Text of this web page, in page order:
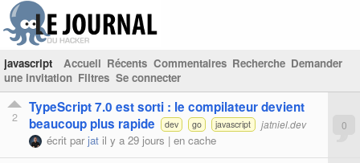
javascript Accueil Récents Commentaires Recherche Demander
une invitation Filtres Se connecter
2
TypeScript 7.0 est sorti : le compilateur devient
beaucoup plus rapide
dev go javascript jatniel.dev
écrit parjat il y a 29 jours | en cache
0